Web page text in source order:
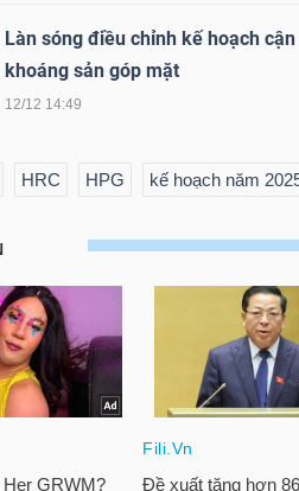
Làn sóng điều chỉnh kế hoạch
khoáng sản góp mặt
12/12 14:49
HRC HPG kế hoạch năm